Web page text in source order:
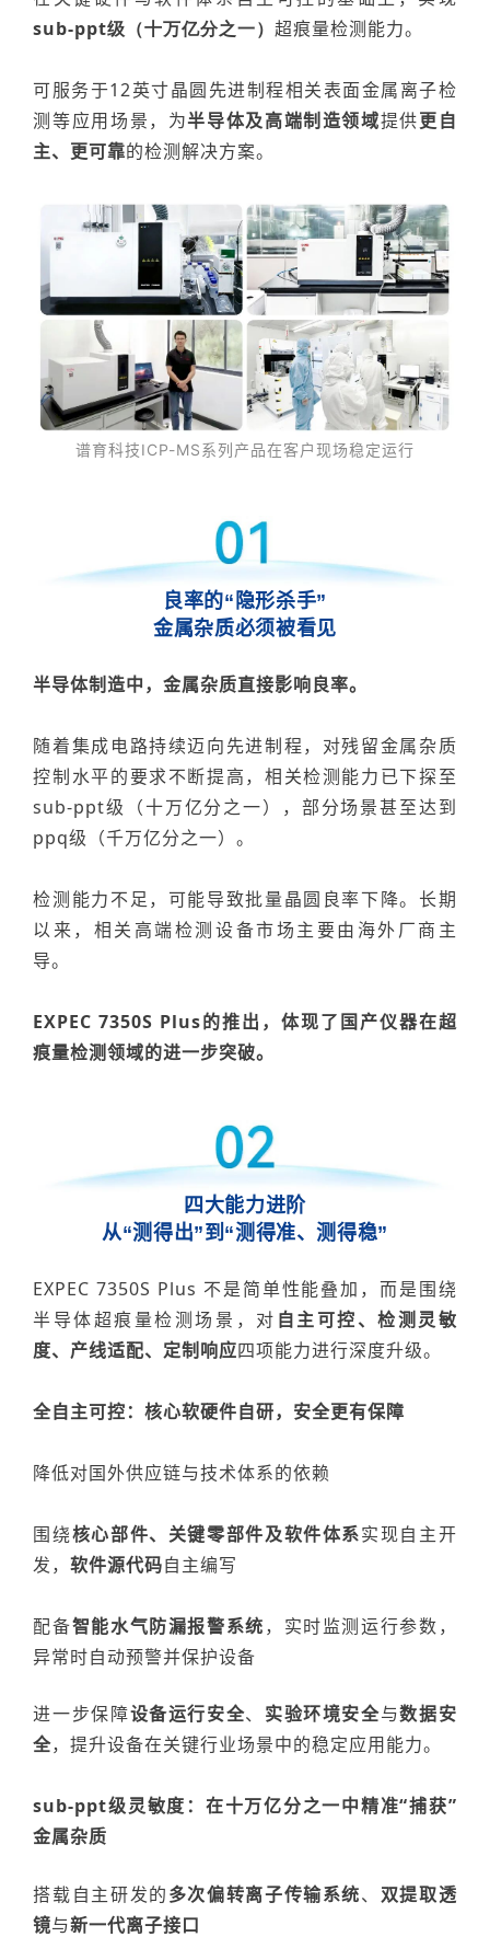
sub-ppt级（十万亿分之一）超痕量检测能力。
可服务于12英寸晶圆先进制程相关表面金属离子检
测等应用场景，为半导体及高端制造领域提供更自
主、更可靠的检测解决方案。
谱育科技ICP-MS系列产品在客户现场稳定运行
良率的“ 隐形杀手”
金属杂质必须被看见
半导体制造中，金属杂质直接影响良率。
随着集成电路持续迈向先进制程，对残留金属杂质
控制水平的要求不断提高，相关检测能力已下探至
sub-ppt级（十万亿分之一），部分场景甚至达到
ppq级（千万亿分之一）。
检测能力不足，可能导致批量晶圆良率下降。长期
以来，相关高端检测设备市场主要由海外厂商主
导。
EXPEC 7350S Plus的推出，体现了国产仪器在超
痕量检测领域的进一步突破。
四大能力进阶
从“测得出”到 “测得准、测得稳”
EXPEC 7350S Plus 不是简单性能叠加，而是围绕
半导体超痕量检测场景，对 自主可控、检测灵敏
度、产线适配、定制响应四项能力进行深度升级。
全自主可控：核心软硬件自研，安全更有保障
降低对国外供应链与技术体系的依赖
围绕核心部件、关键零部件及软件体系实现自主开
发，软件源代码自主编写
配备智能水气防漏报警系统，实时监测运行参数，
异常时自动预警并保护设备
进一步保障设备运行安全、 实验环境安全与数据安
全，提升设备在关键行业场景中的稳定应用能力。
sub-ppt级灵敏度：在十万亿分之一中精准“捕获”
金属杂质
搭载自主研发的多次偏转离子传输系统、 双提取透
镜与新一代离子接口